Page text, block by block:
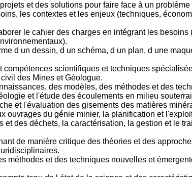
et des solutions pour faire face à un
les contextes et les enjeux (techniques,
le cahier des charges en intégrant les
d un dessin, d un schéma, d un plan, d une
scientifiques et techniques
des Mines et Géologue.
des modèles, des méthodes et des
et l'étude des écoulements en milieu
et l'évaluation des gisements des matières
ouvrages du génie minier, la planification et
des déchets, la caractérisation, la gestion et le
de manière critique des théories et des
méthodes et des techniques nouvelles et